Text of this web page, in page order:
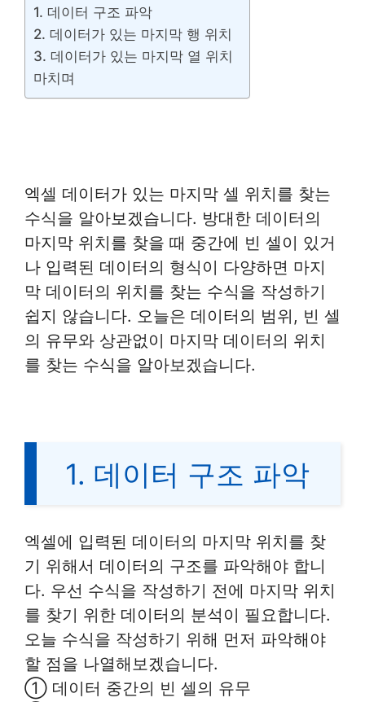
1. 데이터 구조 파악
2. 데이터가 있는 마지막 행 위치
3. 데이터가 있는 마지막 열 위치
마치며
엑셀 데이터가 있는 마지막 셀 위치를 찾는
수식을 알아보겠습니다. 방대한 데이터의
마지막 위치를 찾을 때 중간에 빈 셀이 있거
나 입력된 데이터의 형식이 다양하면 마지
막 데이터의 위치를 찾는 수식을 작성하기
쉽지 않습니다. 오늘은 데이터의 범위, 빈 셀
의 유무와 상관없이 마지막 데이터의 위치
를 찾는 수식을 알아보겠습니다.
1. 데이터 구조 파악
엑셀에 입력된 데이터의 마지막 위치를 찾
기 위해서 데이터의 구조를 파악해야 합니
다. 우선 수식을 작성하기 전에 마지막 위치
를 찾기 위한 데이터의 분석이 필요합니다.
오늘 수식을 작성하기 위해 먼저 파악해야
할 점을 나열해보겠습니다.
① 데이터 중간의 빈 셀의 유무